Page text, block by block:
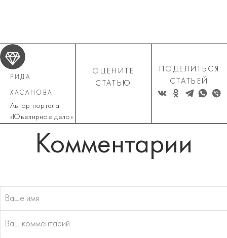
РИДА
ХАСАНОВА
Автор портала
«Ювелирное дело»
ОЦЕНИТЕ
СТАТЬЮ
ПОДЕЛИТЬСЯ
СТАТЬЕЙ
Комментарии